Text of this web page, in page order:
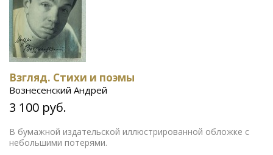
Взгляд. Стихи и поэмы
Вознесенский Андрей
3 100 руб.
В бумажной издательской иллюстрированной обложке с
небольшими потерями.